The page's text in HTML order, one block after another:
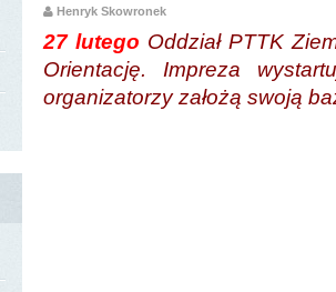
Henryk Skowronek
27 lutego Oddział PTTK
Orientację. Impreza
organizatorzy założą swoją